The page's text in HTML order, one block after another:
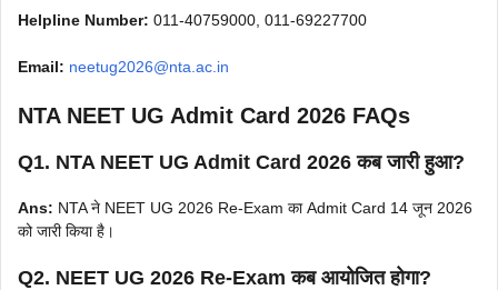
Helpline Number: 011-40759000, 011-69227700
Email: neetug2026@nta.ac.in
NTA NEET UG Admit Card 2026 FAQs
Q1. NTA NEET UG Admit Card 2026 कब जारी हुआ?
Ans: NTA ने NEET UG 2026 Re-Exam का Admit Card 14 जून 2026
को जारी किया है।
Q2. NEET UG 2026 Re-Exam कब आयोजित होगा?